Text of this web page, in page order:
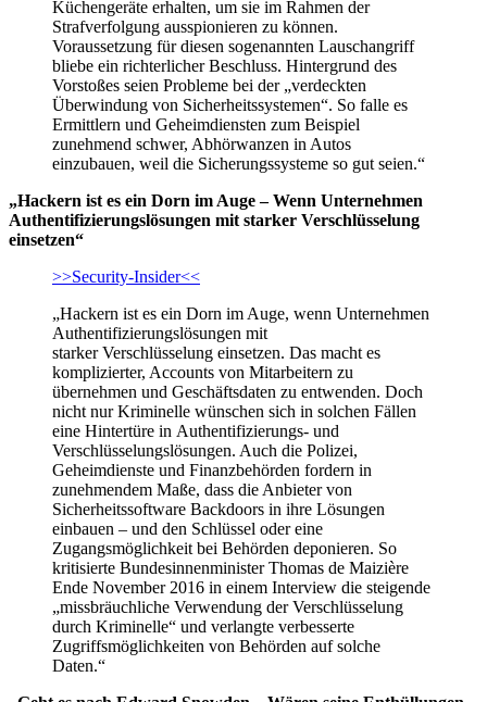
Küchengeräte erhalten, um sie im Rahmen der
Strafverfolgung ausspionieren zu können.
Voraussetzung für diesen sogenannten Lauschangriff
bliebe ein richterlicher Beschluss. Hintergrund des
Vorstoßes seien Probleme bei der „verdeckten
Überwindung von Sicherheitssystemen“. So falle es
Ermittlern und Geheimdiensten zum Beispiel
zunehmend schwer, Abhörwanzen in Autos
einzubauen, weil die Sicherungssysteme so gut seien.“
„Hackern ist es ein Dorn im Auge – Wenn Unternehmen
Authentifizierungslösungen mit starker Verschlüsselung
einsetzen“
>>Security-Insider<<
„Hackern ist es ein Dorn im Auge, wenn Unternehmen
Authentifizierungslösungen mit
starker Verschlüsselung einsetzen. Das macht es
komplizierter, Accounts von Mitarbeitern zu
übernehmen und Geschäftsdaten zu entwenden. Doch
nicht nur Kriminelle wünschen sich in solchen Fällen
eine Hintertüre in Authentifizierungs- und
Verschlüsselungslösungen. Auch die Polizei,
Geheimdienste und Finanzbehörden fordern in
zunehmendem Maße, dass die Anbieter von
Sicherheitssoftware Backdoors in ihre Lösungen
einbauen – und den Schlüssel oder eine
Zugangsmöglichkeit bei Behörden deponieren. So
kritisierte Bundesinnenminister Thomas de Maizière
Ende November 2016 in einem Interview die steigende
„missbräuchliche Verwendung der Verschlüsselung
durch Kriminelle“ und verlangte verbesserte
Zugriffsmöglichkeiten von Behörden auf solche
Daten.“